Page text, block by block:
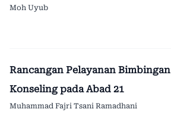
Moh Uyub
Rancangan Pelayanan Bimbingan
Konseling pada Abad 21
Muhammad Fajri Tsani Ramadhani